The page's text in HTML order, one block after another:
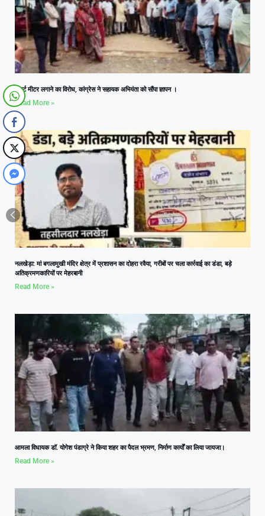
स्मार्ट मीटर लगाने का विरोध, कांग्रेस ने सहायक अभियंता को सौंपा ज्ञापन ।
Read More »
नलखेड़ा: मां बगलामुखी मंदिर क्षेत्र में प्रशासन का दोहरा रवैया, गरीबों पर चला कार्रवाई का डंडा, बड़े
अतिक्रमणकारियों पर मेहरबानी
Read More »
आमला विधायक डॉ. योगेश पंडाग्रे ने किया शहर का पैदल भ्रमण, निर्माण कार्यों का लिया जायजा।
Read More »